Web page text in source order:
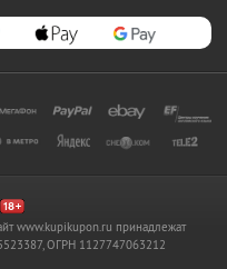
www.kupikupon.ru принадлежат
ОГРН 1127747063212